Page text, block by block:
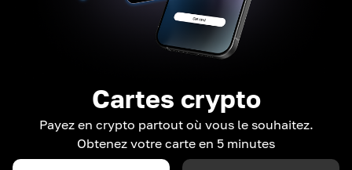
Cartes crypto
Payez en crypto partout où vous le souhaitez.
Obtenez votre carte en 5 minutes